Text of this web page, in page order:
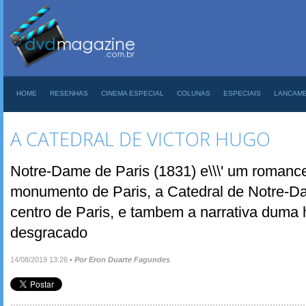
HOME RESENHAS CINEMA ESPECIAL COLUNAS ESPECIAIS
A CATEDRAL DE VICTOR HUGO
Notre-Dame de Paris (1831) e\\\' um
monumento de Paris, a Catedral de Notre-
centro de Paris, e tambem a narrativa duma
desgracado
14/08/2019 13:26 • Por Eron Duarte Fagundes